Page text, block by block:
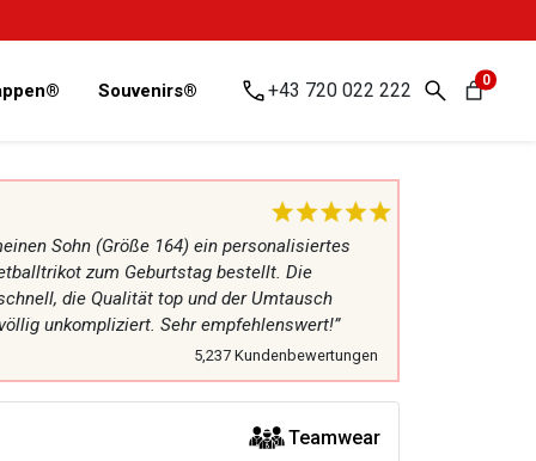
Souvenirs® +43 720 022 222 0
Sohn (Größe 164) ein personalisiertes
zum Geburtstag bestellt. Die
die Qualität top und der Umtausch
unkompliziert. Sehr empfehlenswert!”
5,237 Kundenbewertungen
Teamwear